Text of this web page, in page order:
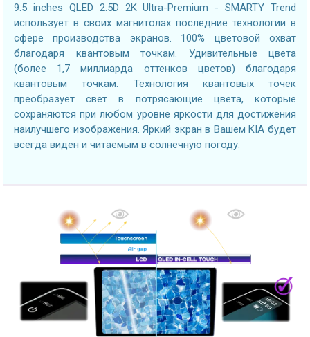
9.5 inches QLED 2.5D 2K Ultra-Premium - SMARTY Trend
использует в своих магнитолах последние технологии в
сфере производства экранов. 100% цветовой охват
благодаря квантовым точкам. Удивительные цвета
(более 1,7 миллиарда оттенков цветов) благодаря
квантовым точкам. Технология квантовых точек
преобразует свет в потрясающие цвета, которые
сохраняются при любом уровне яркости для достижения
наилучшего изображения. Яркий экран в Вашем KIA будет
всегда виден и читаемым в солнечную погоду.